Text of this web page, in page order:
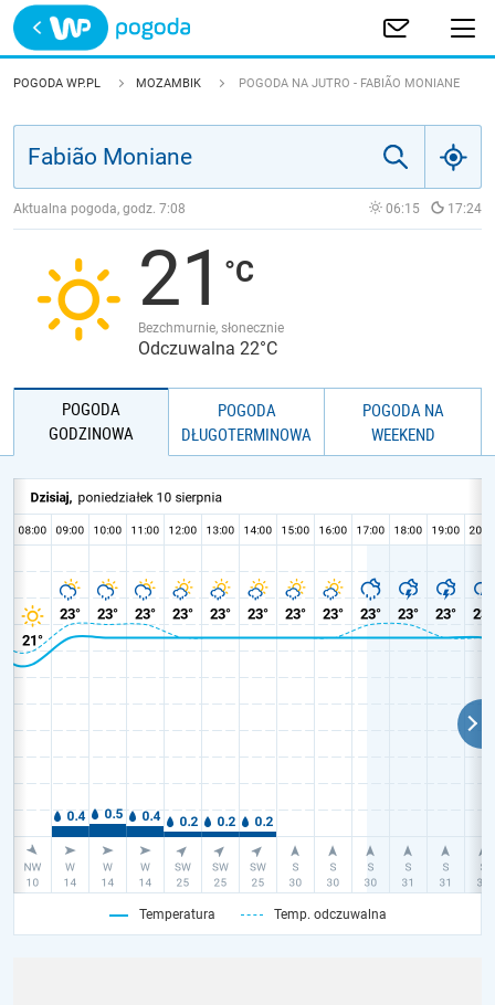
Trwa ładowanie
POLSKA
JAKOŚĆ POWIETRZA
POGODA WP.PL MOZAMBIK POGODA NA JUTRO - FABIÃO MONIANE
Aktualna pogoda, godz. 7:08 06:15 17:24
21
Bezchmurnie, słonecznie
Odczuwalna 22°C
POGODA
GODZINOWA
POGODA
DŁUGOTERMINOWA
POGODA NA
WEEKEND
Temperatura Temp. odczuwalna